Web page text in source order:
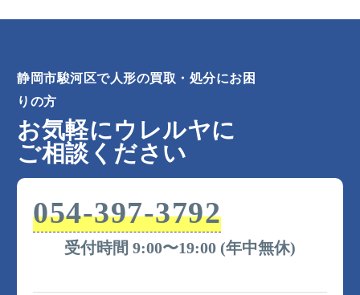
静岡市駿河区で人形の買取・処分にお困
りの方
お気軽にウレルヤに
ご相談ください
054-397-3792
受付時間 9:00〜19:00 (年中無休)